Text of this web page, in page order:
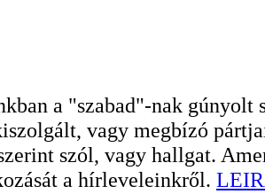
a "szabad"-nak
vagy megbízó
szól, vagy hallgat.
a hírleveleinkről.